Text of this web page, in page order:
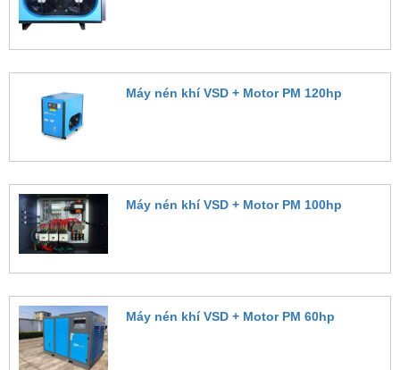
Máy nén khí VSD + Motor PM 120hp
Máy nén khí VSD + Motor PM 100hp
Máy nén khí VSD + Motor PM 60hp